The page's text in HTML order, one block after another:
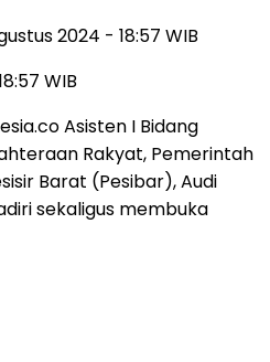
2024 - 18:57 WIB
WIB
Asisten I Bidang
Rakyat, Pemerintah
Barat (Pesibar), Audi
sekaligus membuka